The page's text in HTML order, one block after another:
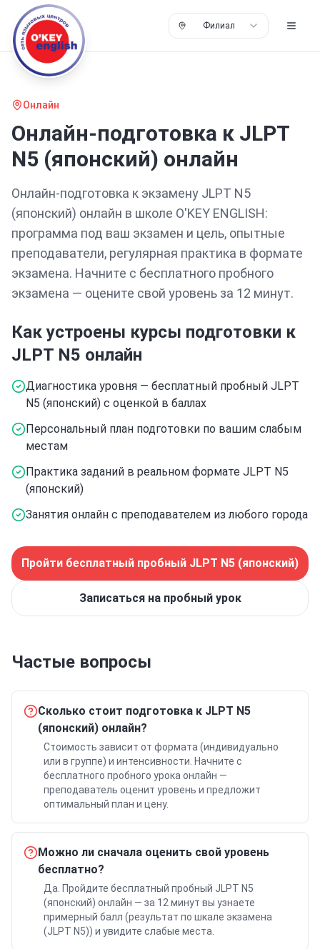
Филиал
Онлайн
Онлайн-подготовка к JLPT
N5 (японский) онлайн
Онлайн-подготовка к экзамену JLPT N5
(японский) онлайн в школе O'KEY ENGLISH:
программа под ваш экзамен и цель, опытные
преподаватели, регулярная практика в формате
экзамена. Начните с бесплатного пробного
экзамена — оцените свой уровень за 12 минут.
Как устроены курсы подготовки к
JLPT N5 онлайн
Диагностика уровня — бесплатный пробный JLPT
N5 (японский) с оценкой в баллах
Персональный план подготовки по вашим слабым
местам
Практика заданий в реальном формате JLPT N5
(японский)
Занятия онлайн с преподавателем из любого города
Пройти бесплатный пробный JLPT N5 (японский)
Записаться на пробный урок
Частые вопросы
Сколько стоит подготовка к JLPT N5
(японский) онлайн?
Стоимость зависит от формата (индивидуально
или в группе) и интенсивности. Начните с
бесплатного пробного урока онлайн —
преподаватель оценит уровень и предложит
оптимальный план и цену.
Можно ли сначала оценить свой уровень
бесплатно?
Да. Пройдите бесплатный пробный JLPT N5
(японский) онлайн — за 12 минут вы узнаете
примерный балл (результат по шкале экзамена
(JLPT N5)) и увидите слабые места.